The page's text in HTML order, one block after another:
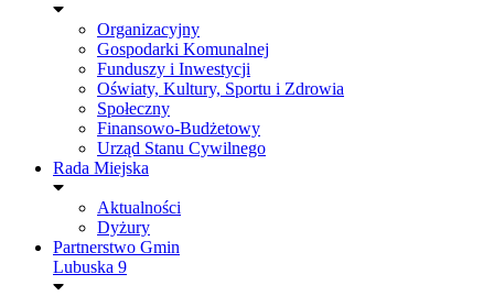
Organizacyjny
Gospodarki Komunalnej
Funduszy i Inwestycji
Oświaty, Kultury, Sportu i Zdrowia
Społeczny
Finansowo-Budżetowy
Urząd Stanu Cywilnego
Rada Miejska
Aktualności
Dyżury
Partnerstwo Gmin
Lubuska 9